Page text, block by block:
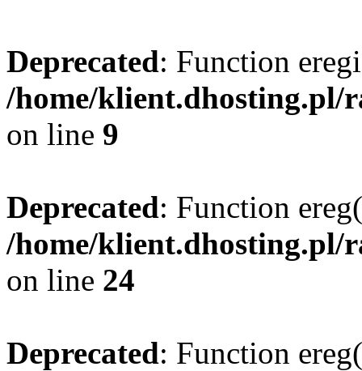
Deprecated: Function
/home/klient.dhosting.pl/
on line 9
Deprecated: Function
/home/klient.dhosting.pl/
on line 24
Deprecated: Function